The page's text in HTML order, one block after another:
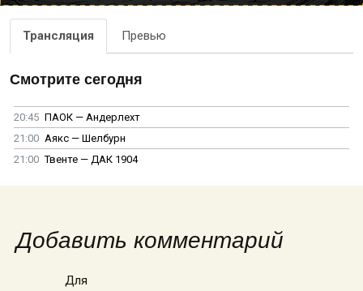
Трансляция Превью
Смотрите сегодня
20:45 ПАОК — Андерлехт
21:00 Аякс — Шелбурн
21:00 Твенте — ДАК 1904
Добавить комментарий
Для